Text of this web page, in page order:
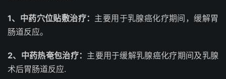
1、中药穴位贴敷治疗： 主要用于乳腺癌化疗期间，缓解胃
肠道反应。
2、中药热奄包治疗： 主要用于缓解乳腺癌化疗期间及乳腺
术后胃肠道反应.